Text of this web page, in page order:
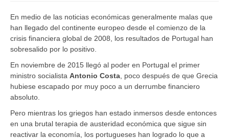
En medio de las noticias económicas generalmente malas que
han llegado del continente europeo desde el comienzo de la
crisis financiera global de 2008, los resultados de Portugal han
sobresalido por lo positivo.
En noviembre de 2015 llegó al poder en Portugal el primer
ministro socialista Antonio Costa , poco después de que Grecia
hubiese escapado por muy poco a un derrumbe financiero
absoluto.
Pero mientras los griegos han estado inmersos desde entonces
en una brutal terapia de austeridad económica que sigue sin
reactivar la economía, los portugueses han logrado lo que a